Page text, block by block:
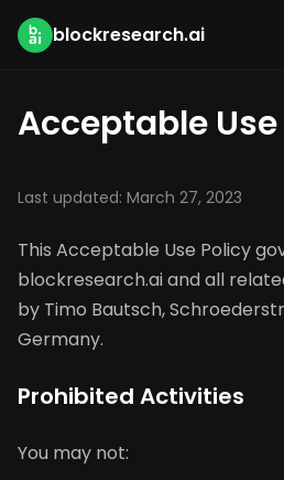
blockresearch.ai
Acceptable
Last updated: March 27, 2023
This Acceptable Use Policy
blockresearch.ai and all
by Timo Bautsch,
Germany.
Prohibited Activities
You may not: